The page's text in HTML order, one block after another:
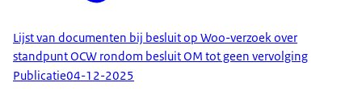
Lijst van documenten bij besluit op Woo-verzoek over
standpunt OCW rondom besluit OM tot geen vervolging
Publicatie04-12-2025